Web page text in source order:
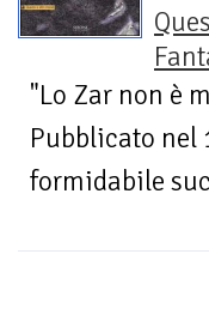
"Lo Zar non è
Pubblicato nel
formidabile